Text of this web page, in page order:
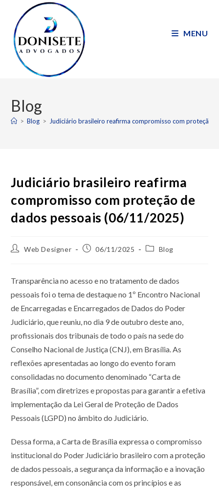
MENU
Blog
> Blog > Judiciário brasileiro reafirma compromisso com proteção
Judiciário brasileiro reafirma
compromisso com proteção de
dados pessoais (06/11/2025)
Web Designer 06/11/2025 Blog
Transparência no acesso e no tratamento de dados
pessoais foi o tema de destaque no 1º Encontro Nacional
de Encarregadas e Encarregados de Dados do Poder
Judiciário, que reuniu, no dia 9 de outubro deste ano,
profissionais dos tribunais de todo o país na sede do
Conselho Nacional de Justiça (CNJ), em Brasília. As
reflexões apresentadas ao longo do evento foram
consolidadas no documento denominado “Carta de
Brasília”, com diretrizes e propostas para garantir a efetiva
implementação da Lei Geral de Proteção de Dados
Pessoais (LGPD) no âmbito do Judiciário.
Dessa forma, a Carta de Brasília expressa o compromisso
institucional do Poder Judiciário brasileiro com a proteção
de dados pessoais, a segurança da informação e a inovação
responsável, em consonância com os princípios e as